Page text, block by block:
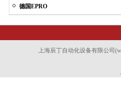
德国EPRO
上海辰丁自动化设备有限公司